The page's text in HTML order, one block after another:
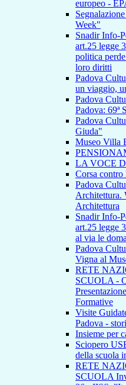
europeo -
Week"
Snadir Info-
art.25 legge
politica
loro diritti
Padova
un viaggio,
Padova
Padova: 69ª
Padova
Giuda"
Museo Villa
LA VOCE
Corsa contro
Padova
Architettura.
Architettura
Snadir Info-
art.25 legge
al via le
Padova
Vigna al
RETE
SCUOLA -
Formative
Visite
Padova -
Insieme per
Sciopero
della scuola
RETE
SCUOLA